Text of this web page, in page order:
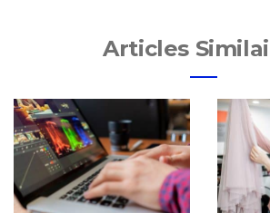
Articles